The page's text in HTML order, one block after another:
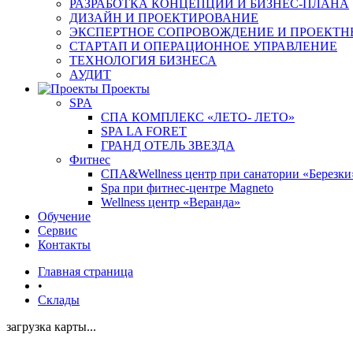
РАЗРАБОТКА КОНЦЕПЦИИ И БИЗНЕС-ПЛАНА
ДИЗАЙН И ПРОЕКТИРОВАНИЕ
ЭКСПЕРТНОЕ СОПРОВОЖДЕНИЕ И
СТАРТАП И ОПЕРАЦИОННОЕ УПРАВЛЕНИЕ
ТЕХНОЛОГИЯ БИЗНЕСА
АУДИТ
Проекты
SPA
СПА КОМПЛЕКС «ЛЕТО- ЛЕТО»
SPA LA FORET
ГРАНД ОТЕЛЬ ЗВЕЗДА
Фитнес
СПА&Wellness центр при санатории
Spa при фитнес-центре Magneto
Wellness центр «Веранда»
Обучение
Сервис
Контакты
Главная страница
•
Склады
загрузка карты...